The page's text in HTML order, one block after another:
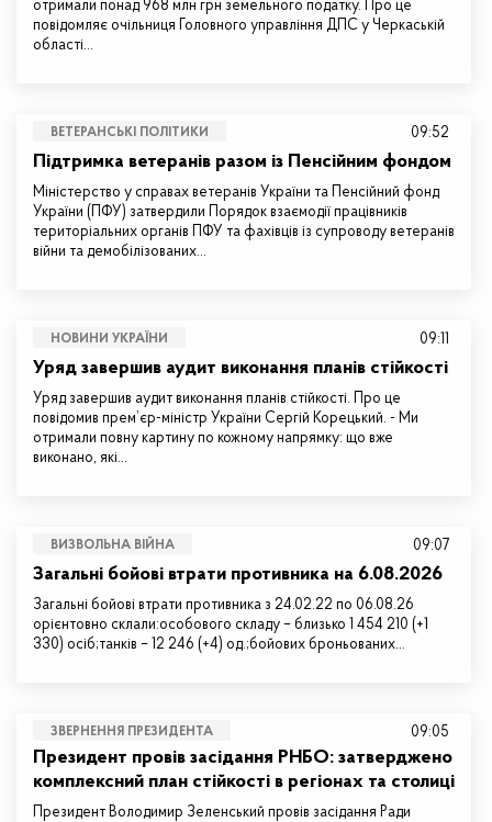
отримали понад 968 млн грн земельного податку. Про це
повідомляє очільниця Головного управління ДПС у Черкаській
області…
ВЕТЕРАНСЬКІ ПОЛІТИКИ
Підтримка ветеранів разом із Пенсійним фондом
Міністерство у справах ветеранів України та Пенсійний фонд
України (ПФУ) затвердили Порядок взаємодії працівників
територіальних органів ПФУ та фахівців із супроводу ветеранів
війни та демобілізованих…
09:52
НОВИНИ УКРАЇНИ
Уряд завершив аудит виконання планів стійкості
Уряд завершив аудит виконання планів стійкості. Про це
повідомив прем’єр-міністр України Сергій Корецький. - Ми
отримали повну картину по кожному напрямку: що вже
виконано, які…
09:11
ВИЗВОЛЬНА ВІЙНА
Загальні бойові втрати противника на 6.08.2026
Загальні бойові втрати противника з 24.02.22 по 06.08.26
орієнтовно склали:особового складу – близько 1 454 210 (+1
330) осіб;танків – 12 246 (+4) од.;бойових броньованих…
09:07
ЗВЕРНЕННЯ ПРЕЗИДЕНТА
Президент провів засідання РНБО: затверджено
комплексний план стійкості в регіонах та столиці
Президент Володимир Зеленський провів засідання Ради
09:05